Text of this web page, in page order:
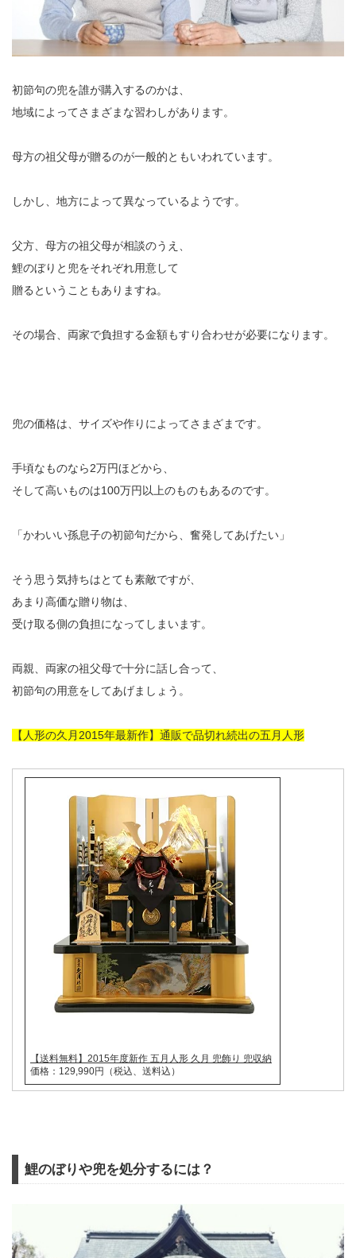
初節句の兜を誰が購入するのかは、
地域によってさまざまな習わしがあります。
母方の祖父母が贈るのが一般的ともいわれています。
しかし、地方によって異なっているようです。
父方、母方の祖父母が相談のうえ、
鯉のぼりと兜をそれぞれ用意して
贈るということもありますね。
その場合、両家で負担する金額もすり合わせが必要になります。
兜の価格は、サイズや作りによってさまざまです。
手頃なものなら2万円ほどから、
そして高いものは100万円以上のものもあるのです。
「かわいい孫息子の初節句だから、奮発してあげたい」
そう思う気持ちはとても素敵ですが、
あまり高価な贈り物は、
受け取る側の負担になってしまいます。
両親、両家の祖父母で十分に話し合って、
初節句の用意をしてあげましょう。
【人形の久月2015年最新作】通販で品切れ続出の五月人形
【送料無料】2015年度新作 五月人形 久月 兜飾り 兜収納
価格：129,990円（税込、送料込）
鯉のぼりや兜を処分するには？